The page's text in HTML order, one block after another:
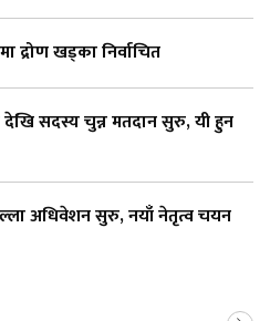
द्रोण खड्का निर्वाचित
सदस्य चुन्न मतदान सुरु, यी हुन
अधिवेशन सुरु, नयाँ नेतृत्व चयन